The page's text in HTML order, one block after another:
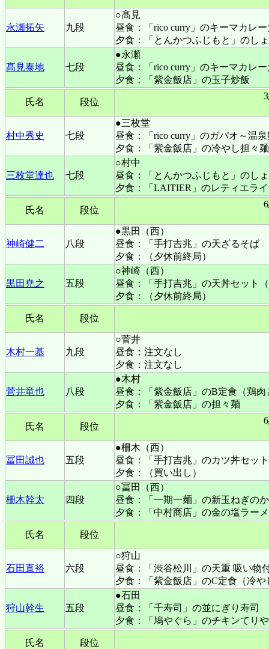
永瀬拓矢 九段
○髙見
昼食：「rico curry」のキーマカレ
夕食：「とんかつふじもと」のし
髙見泰地 七段
●永瀬
昼食：「rico curry」のキーマカレ
夕食：「紫金飯店」の玉子炒飯
氏名 段位
村中秀史 七段
●三枚堂
昼食：「rico curry」のガパオ～温
夕食：「紫金飯店」の冷やし担々麺
三枚堂達也 七段
○村中
昼食：「とんかつふじもと」のし
夕食：「LAITIER」のレティエラ
氏名 段位
神崎健二 八段
●黒田（西）
昼食：「手打吉兆」の天ざるそば
夕食：（夕休前終局）
黒田尭之 五段
○神崎（西）
昼食：「手打吉兆」の天丼セット
夕食：（夕休前終局）
氏名 段位
木村一基 九段
○菅井
昼食：注文なし
夕食：注文なし
菅井竜也 八段
●木村
昼食：「紫金飯店」のB定食（鶏
夕食：「紫金飯店」の担々麺
氏名 段位
冨田誠也 五段
●柵木（西）
昼食：「手打吉兆」のカツ丼セッ
夕食：（買い出し）
柵木幹太 四段
○冨田（西）
昼食：「一期一麺」の新玉ねぎの
夕食：「中村商店」の金の塩ラー
氏名 段位
石田直裕 六段
○狩山
昼食：「渋谷松川」の天重 吸い物
夕食：「紫金飯店」のC定食（冷
狩山幹生 五段
●石田
昼食：「千寿司」の並にぎり寿司
夕食：「鳩やぐら」のチキンてり
氏名 段位